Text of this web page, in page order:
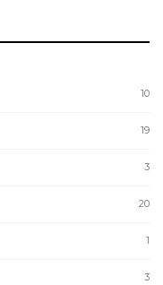
10
19
3
20
1
3